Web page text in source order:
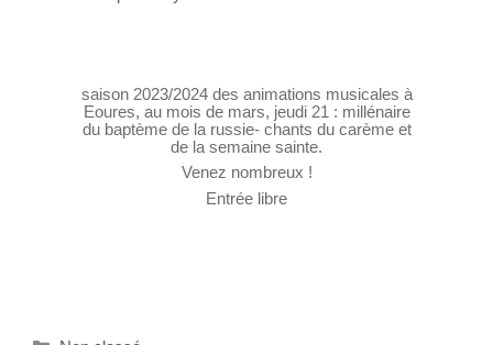
saison 2023/2024 des animations musicales à
Eoures, au mois de mars, jeudi 21 : millénaire
du baptème de la russie- chants du carème et
de la semaine sainte.
Venez nombreux !
Entrée libre